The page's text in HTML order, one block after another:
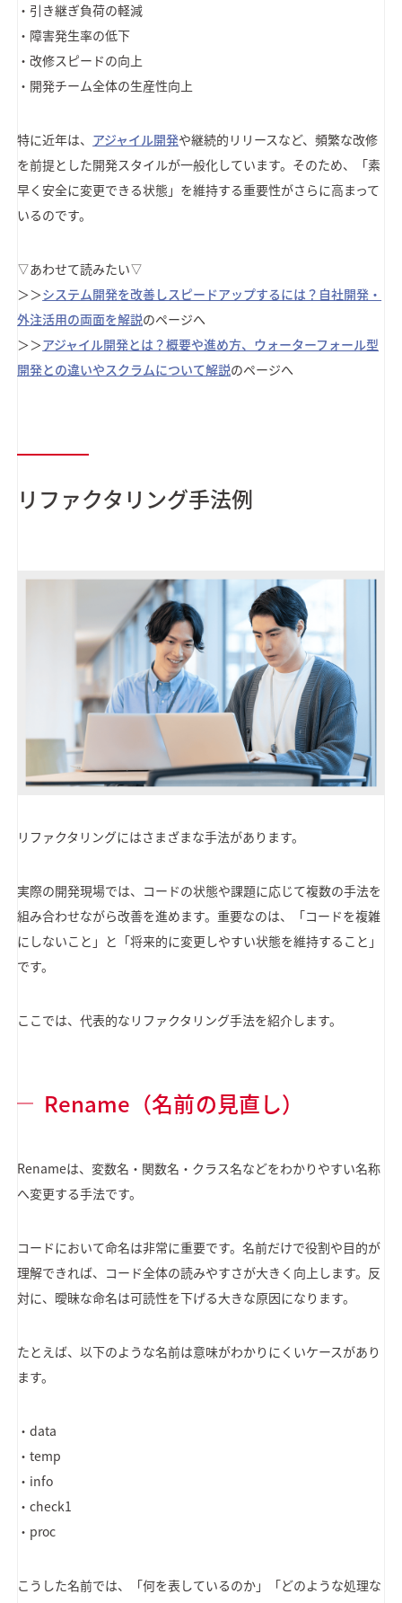
・引き継ぎ負荷の軽減
・障害発生率の低下
・改修スピードの向上
・開発チーム全体の生産性向上
特に近年は、 アジャイル開発や継続的リリースなど、頻繁な改修
を前提とした開発スタイルが一般化しています。そのため、「素
早く安全に変更できる状態」を維持する重要性がさらに高まって
いるのです。
▽あわせて読みたい▽
＞＞システム開発を改善しスピードアップするには？自社開発・
外注活用の両面を解説のページへ
＞＞アジャイル開発とは？概要や進め方、ウォーターフォール型
開発との違いやスクラムについて解説のページへ
リファクタリング手法例
リファクタリングにはさまざまな手法があります。
実際の開発現場では、コードの状態や課題に応じて複数の手法を
組み合わせながら改善を進めます。重要なのは、「コードを複雑
にしないこと」と「将来的に変更しやすい状態を維持すること」
です。
ここでは、代表的なリファクタリング手法を紹介します。
Rename（名前の見直し）
Renameは、変数名・関数名・クラス名などをわかりやすい名称
へ変更する手法です。
コードにおいて命名は非常に重要です。名前だけで役割や目的が
理解できれば、コード全体の読みやすさが大きく向上します。反
対に、曖昧な命名は可読性を下げる大きな原因になります。
たとえば、以下のような名前は意味がわかりにくいケースがあり
ます。
・data
・temp
・info
・check1
・proc
こうした名前では、「何を表しているのか」「どのような処理な